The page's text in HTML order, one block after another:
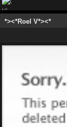
*><*Roel V*><*